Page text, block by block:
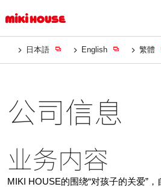
日本語 English 繁體
公司信息
业务内容
MIKI HOUSE的围绕“对孩子的关爱”